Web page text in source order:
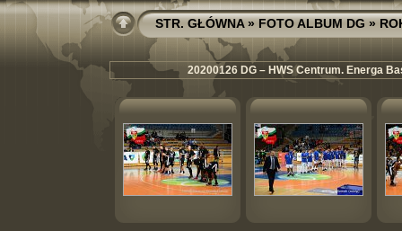
STR. GŁÓWNA»FOTO ALBUM DG»
20200126 DG – HWS Centrum. Energa